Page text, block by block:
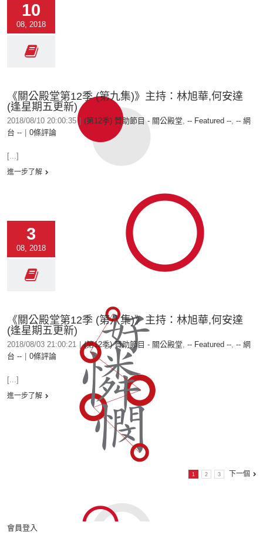
10
08, 2018
《關公殿堂第12季 (第九集)》主持：林旭華,何安達
(逢星期五更新)
2018/08/10 20:00:35 (第12季) 贊助節目 - 關公殿堂, -- Featured --, -- 網
台 --
0條評論
[...]
進一步了解
3
08, 2018
《關公殿堂第12季 (第八集)》主持：林旭華,何安達
(逢星期五更新)
2018/08/03 21:00:21 (第12季) 贊助節目 - 關公殿堂, -- Featured --, -- 網
台 --
0條評論
[...]
進一步了解
1 2 3 下一個
會員登入